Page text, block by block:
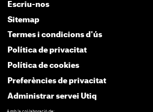
Escriu-nos
Sitemap
Termes i condicions d'ús
Política de privacitat
Política de cookies
Preferències de privacitat
Administrar servei Utiq